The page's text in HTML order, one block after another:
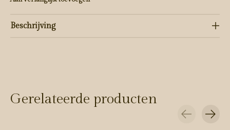
Beschrijving
Gerelateerde producten